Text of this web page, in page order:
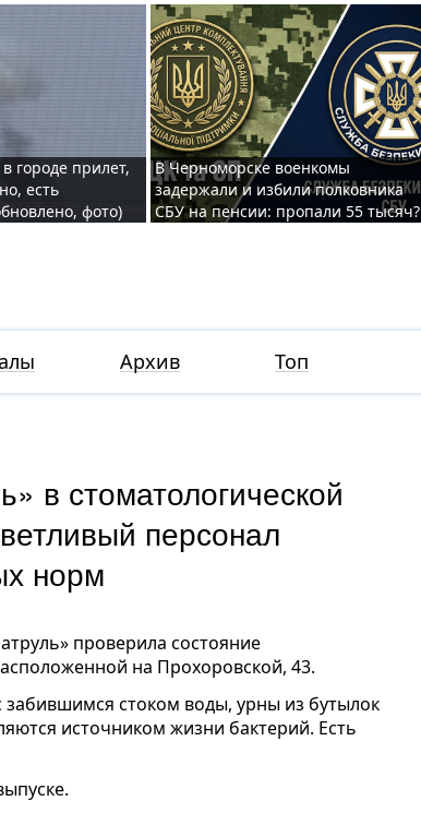
городе прилет,
есть
фото)
В Черноморске военкомы
задержали и избили полковника
СБУ на пенсии: пропали 55 тысяч?
Архив Топ
в стоматологической
персонал
норм
проверила состояние
на Прохоровской, 43.
стоком воды, урны из бутылок
источником жизни бактерий. Есть